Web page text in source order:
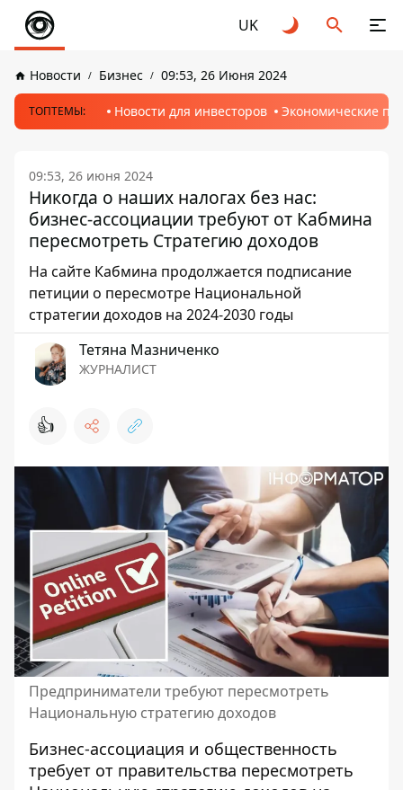
UK
Новости Бизнес 09:53, 26 Июня 2024
ТОПТЕМЫ: Новости для инвесторов Экономические
09:53, 26 июня 2024
Никогда о наших налогах без нас:
бизнес-ассоциации требуют от Кабмина
пересмотреть Стратегию доходов
На сайте Кабмина продолжается подписание
петиции о пересмотре Национальной
стратегии доходов на 2024-2030 годы
Тетяна Мазниченко
ЖУРНАЛИСТ
👍
Предприниматели требуют пересмотреть
Национальную стратегию доходов
Бизнес-ассоциация и общественность
требует от правительства пересмотреть